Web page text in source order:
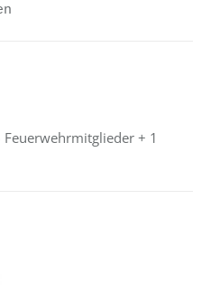
Feuerwehrmitglieder + 1